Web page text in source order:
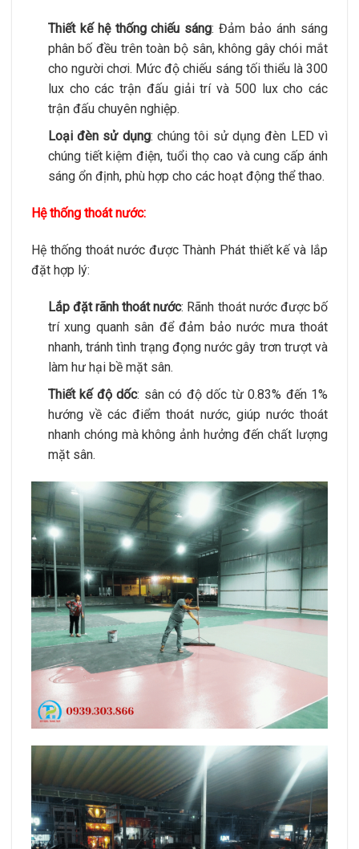
Thiết kế hệ thống chiếu sáng: Đảm bảo ánh sáng
phân bố đều trên toàn bộ sân, không gây chói mắt
cho người chơi. Mức độ chiếu sáng tối thiểu là 300
lux cho các trận đấu giải trí và 500 lux cho các
trận đấu chuyên nghiệp.
Loại đèn sử dụng: chúng tôi sử dụng đèn LED vì
chúng tiết kiệm điện, tuổi thọ cao và cung cấp ánh
sáng ổn định, phù hợp cho các hoạt động thể thao.
Hệ thống thoát nước:
Hệ thống thoát nước được Thành Phát thiết kế và lắp
đặt hợp lý:
Lắp đặt rãnh thoát nước: Rãnh thoát nước được bố
trí xung quanh sân để đảm bảo nước mưa thoát
nhanh, tránh tình trạng đọng nước gây trơn trượt và
làm hư hại bề mặt sân.
Thiết kế độ dốc: sân có độ dốc từ 0.83% đến 1%
hướng về các điểm thoát nước, giúp nước thoát
nhanh chóng mà không ảnh hưởng đến chất lượng
mặt sân.